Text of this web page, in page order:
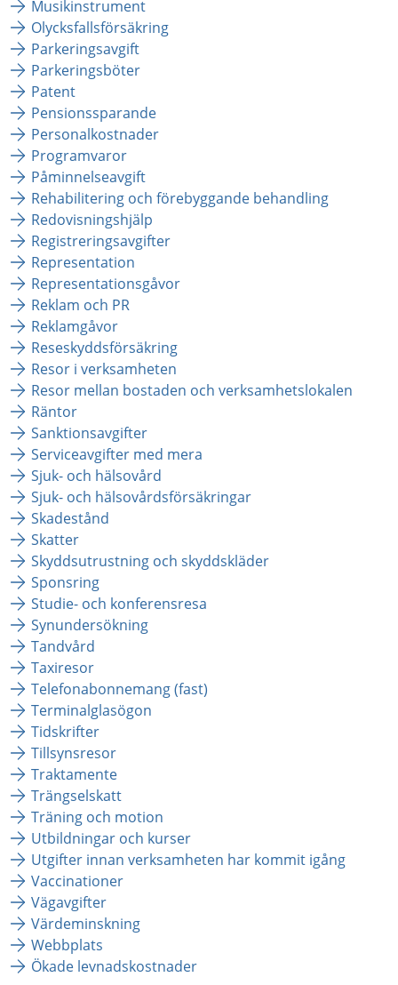
Musikinstrument
Olycksfallsförsäkring
Parkeringsavgift
Parkeringsböter
Patent
Pensionssparande
Personalkostnader
Programvaror
Påminnelseavgift
Rehabilitering och förebyggande behandling
Redovisningshjälp
Registreringsavgifter
Representation
Representationsgåvor
Reklam och PR
Reklamgåvor
Reseskyddsförsäkring
Resor i verksamheten
Resor mellan bostaden och verksamhetslokalen
Räntor
Sanktionsavgifter
Serviceavgifter med mera
Sjuk- och hälsovård
Sjuk- och hälsovårdsförsäkringar
Skadestånd
Skatter
Skyddsutrustning och skyddskläder
Sponsring
Studie- och konferensresa
Synundersökning
Tandvård
Taxiresor
Telefonabonnemang (fast)
Terminalglasögon
Tidskrifter
Tillsynsresor
Traktamente
Trängselskatt
Träning och motion
Utbildningar och kurser
Utgifter innan verksamheten har kommit igång
Vaccinationer
Vägavgifter
Värdeminskning
Webbplats
Ökade levnadskostnader